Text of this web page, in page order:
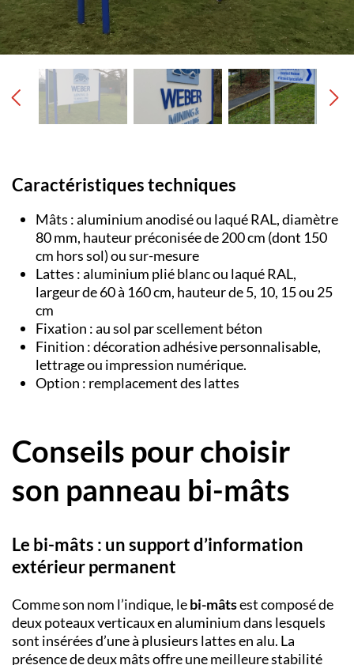
Caractéristiques techniques
Mâts : aluminium anodisé ou laqué RAL, diamètre
80 mm, hauteur préconisée de 200 cm (dont 150
cm hors sol) ou sur-mesure
Lattes : aluminium plié blanc ou laqué RAL,
largeur de 60 à 160 cm, hauteur de 5, 10, 15 ou 25
cm
Fixation : au sol par scellement béton
Finition : décoration adhésive personnalisable,
lettrage ou impression numérique.
Option : remplacement des lattes
Conseils pour choisir
son panneau bi-mâts
Le bi-mâts : un support d’information
extérieur permanent
Comme son nom l’indique, lebi-mâtsest composé de
deux poteaux verticaux en aluminium dans lesquels
sont insérées d’une à plusieurs lattes en alu. La
présence de deux mâts offre une meilleure stabilité